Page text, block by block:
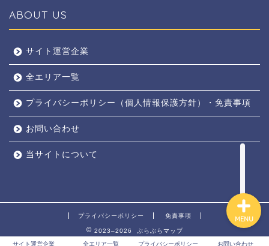
ABOUT US
サイト運営企業
全エリア一覧
プライバシーポリシー（個人情報保護方針）・免責事項
お問い合わせ
当サイトについて
プライバシーポリシー 免責事項
2023–2026 ぶらぶらマップ
サイト運営企業
全エリア一覧 プライバシーポリシー お問い合わせ
MENU
奈良